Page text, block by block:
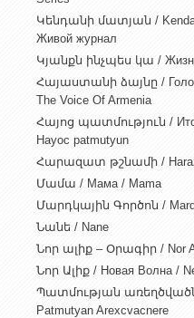
Կենդանի մատյան /
Живой журнал
Կյանքն ինչպես կա /
Հայաստանի ձայնը /
The Voice Of Armenia
Հայոց պատմություն /
Hayoc patmutyun
Հարազատ թշնամի /
Մամա / Мама / Mama
Մարդկային Գործոն /
Նանե / Nane
Նոր ալիք – Օրագիր / Nor
Նոր Ալիք / Новая Волна /
Պատմության
Patmutyan Arexcvacnere